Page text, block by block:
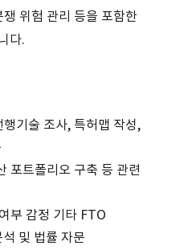
위험 관리 등을 포함한
다.
기술 조사, 특허맵 작성,
포트폴리오 구축 등 관련
부 감정 기타 FTO
및 법률 자문